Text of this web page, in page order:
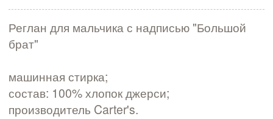
Реглан для мальчика с надписью "Большой
брат"
машинная стирка;
состав: 100% хлопок джерси;
производитель Carter's.